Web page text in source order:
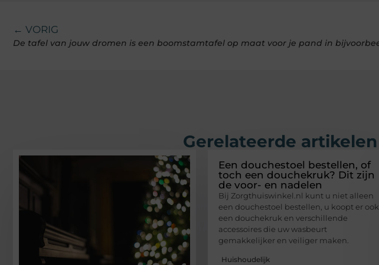
← VORIG
Gerelateerde artikelen
Een douchestoel bestellen, of
toch een douchekruk? Dit zijn
de voor- en nadelen
Bij Zorgthuiswinkel.nl kunt u niet alleen
een douchestoel bestellen, u koopt er ook
een douchekruk en verschillende
accessoires die uw wasbeurt
gemakkelijker en veiliger maken.
Huishoudelijk